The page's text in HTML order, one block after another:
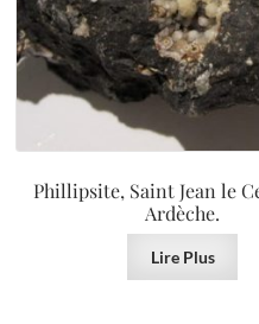
Phillipsite, Saint Jean le
Ardèche.
Lire Plus